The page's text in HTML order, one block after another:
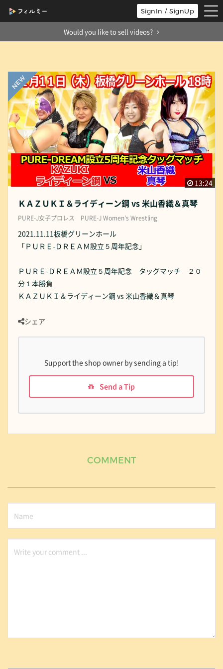
SignIn / SignUp
Would you like to sell videos?
13:24
ＫＡＺＵＫＩ＆ライディーン鋼 vs 米山香織＆真琴
PURE-J女子プロレス PURE-J Women's Wrestling
2021.11.11板橋グリーンホール
「ＰＵＲＥ-ＤＲＥＡＭ設立５周年記念」
ＰＵＲＥ-ＤＲＥＡＭ設立５周年記念 タッグマッチ ２０
分１本勝負
ＫＡＺＵＫＩ＆ライディーン鋼 vs 米山香織＆真琴
シェア
Support the shop owner by sending a tip!
Send a Tip
COMMENT